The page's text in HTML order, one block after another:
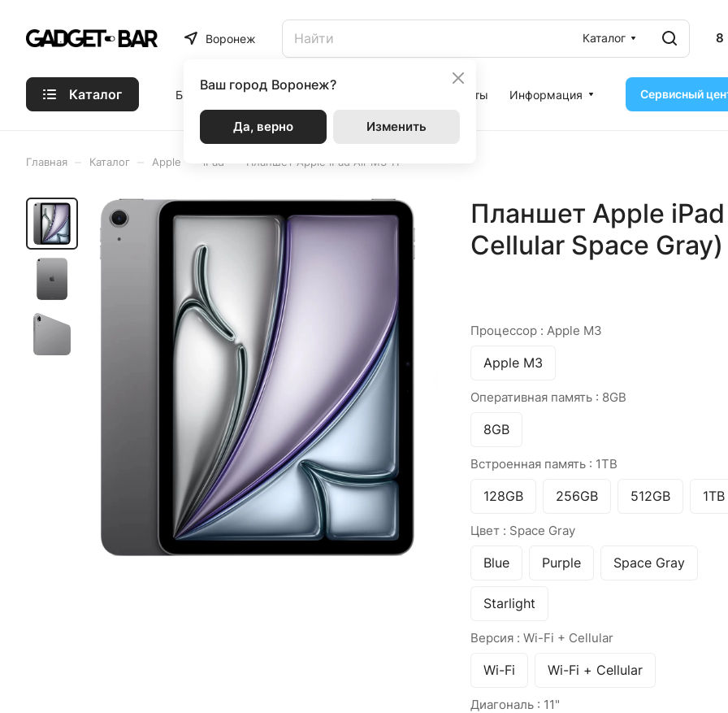
Воронеж
Ваш город Воронеж?
Да, верно Изменить
Каталог 8
Каталог Бренды Статьи Акции Контакты Информация Сервисный
Главная Каталог Apple iPad Планшет Apple iPad Air M3 11"
Планшет Apple
Cellular Space Gray)
Процессор : Apple M3
Apple M3
Оперативная память : 8GB
8GB
Встроенная память : 1TB
128GB 256GB 512GB 1TB
Цвет : Space Gray
Blue Purple Space Gray
Starlight
Версия : Wi-Fi + Cellular
Wi-Fi Wi-Fi + Cellular
Диагональ : 11"